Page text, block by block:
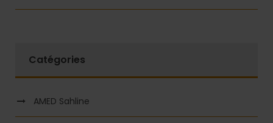
Catégories
AMED Sahline